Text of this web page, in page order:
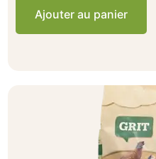
Ajouter au panier